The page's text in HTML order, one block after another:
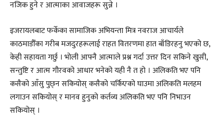
नजिक हुने र आत्माका आवाजहरू सुन्ने ।
इजरायलबाट फर्केका सामाजिक अभियन्ता मित्र नवराज आचार्यले
काठमाडौँका गरीब मजदुरहरूलाई राहत वितरणमा हात बाँडिरहनु भएको छ,
केही सहायता गर्छु । भोली आफ्नै आत्माले प्रश्न गर्दा उत्तर दिन सकिने खुसी,
सन्तुष्टि र आत्म गौरवको आधार भनेको यही नै त हो । अलिकति भए पनि
कसैको आँसु पुछ्न सकियोस् कसैको चर्किएको घाउमा अलिकति मलहम
लगाउन सकियोस् र मानव हुनुको कर्तव्य अलिकति भए पनि निभाउन
सकियोस् ।